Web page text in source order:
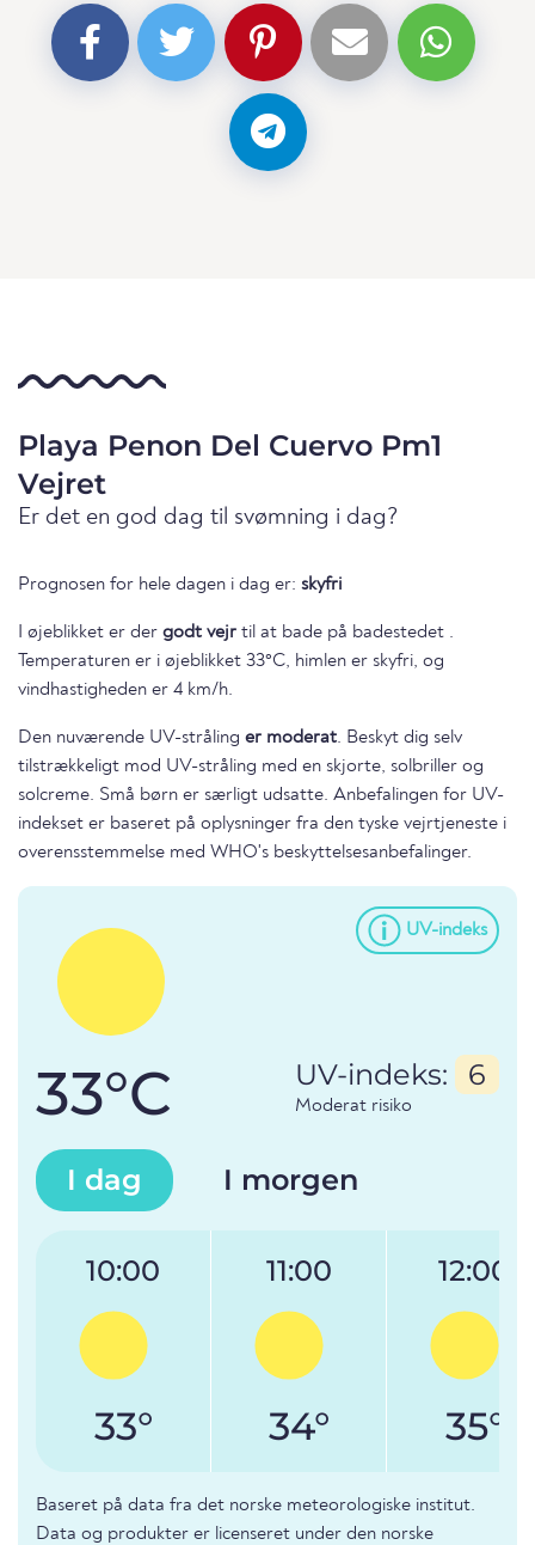
Playa Penon Del Cuervo Pm1
Vejret
Er det en god dag til svømning i dag?
Prognosen for hele dagen i dag er: skyfri
I øjeblikket er der godt vejr til at bade på badestedet .
Temperaturen er i øjeblikket 33°C, himlen er skyfri, og
vindhastigheden er 4 km/h.
Den nuværende UV-stråling er moderat. Beskyt dig selv
tilstrækkeligt mod UV-stråling med en skjorte, solbriller og
solcreme. Små børn er særligt udsatte. Anbefalingen for UV-
indekset er baseret på oplysninger fra den tyske vejrtjeneste i
overensstemmelse med WHO's beskyttelsesanbefalinger.
UV-indeks
33°C UV-indeks: 6
Moderat risiko
I dag I morgen
10:00
33°
11:00
34°
12:00
35°
Baseret på data fra det norske meteorologiske institut.
Data og produkter er licenseret under den norske